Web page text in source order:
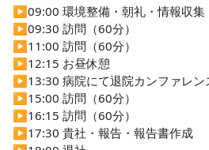
◎チームワーク良好︕
穏やかな性格のスタッフが多く、多
く働いています♪
◎未経験・ブランク大歓迎！
未経験の方はもちろん、ブランク・
職場復帰したいけど、不安がある方
▶︎09:00 環境整備・朝礼・情報収集
▶︎09:30 訪問（60分）
▶︎11:00 訪問（60分）
▶︎12:15 お昼休憩
▶︎13:30 病院にて退院カンファレン
▶︎15:00 訪問（60分）
▶︎16:15 訪問（60分）
▶︎17:30 貴社・報告・報告書作成